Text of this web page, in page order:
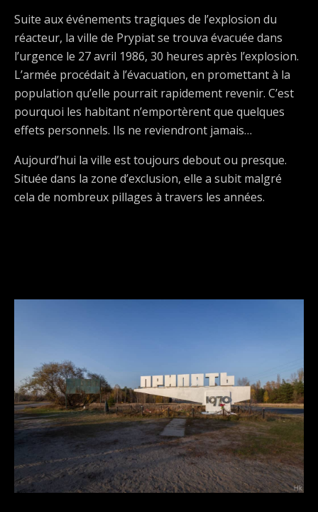
Suite aux événements tragiques de l’explosion du
réacteur, la ville de Prypiat se trouva évacuée dans
l’urgence le 27 avril 1986, 30 heures après l’explosion.
L’armée procédait à l’évacuation, en promettant à la
population qu’elle pourrait rapidement revenir. C’est
pourquoi les habitant n’emportèrent que quelques
effets personnels. Ils ne reviendront jamais…
Aujourd’hui la ville est toujours debout ou presque.
Située dans la zone d’exclusion, elle a subit malgré
cela de nombreux pillages à travers les années.